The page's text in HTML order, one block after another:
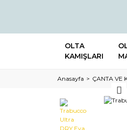
OLTA
KAMIŞLARI
Anasayfa ÇANTA VE